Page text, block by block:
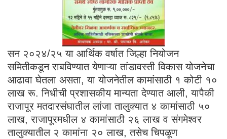
सन २०२४/२५ या आर्थिक वर्षात जिल्हा नियोजन
समितीकडून राबविण्यात येणाऱ्या तांडावस्ती विकास योजनेचा
आढावा घेतला असता, या योजनेतील कामांसाठी १ कोटी १०
लाख रू. निधीची प्रशासकीय मान्यता देण्यात आली, यापैकी
राजापूर मतदारसंघातील लांजा तालुक्यात ४ कामांसाठी ५०
लाख, राजापूरमधील ४ कामांसाठी २६ लाख व संगमेश्वर
तालुक्यातील २ कामांना २० लाख, तसेच चिपळूण